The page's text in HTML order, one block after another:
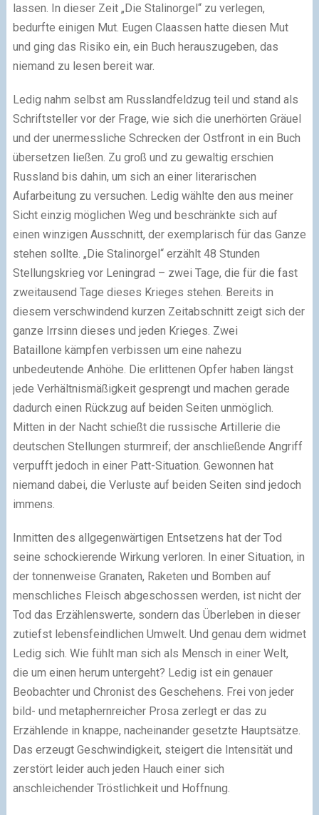
lassen. In dieser Zeit „Die Stalinorgel“ zu verlegen,
bedurfte einigen Mut. Eugen Claassen hatte diesen Mut
und ging das Risiko ein, ein Buch herauszugeben, das
niemand zu lesen bereit war.
Ledig nahm selbst am Russlandfeldzug teil und stand als
Schriftsteller vor der Frage, wie sich die unerhörten Gräuel
und der unermessliche Schrecken der Ostfront in ein Buch
übersetzen ließen. Zu groß und zu gewaltig erschien
Russland bis dahin, um sich an einer literarischen
Aufarbeitung zu versuchen. Ledig wählte den aus meiner
Sicht einzig möglichen Weg und beschränkte sich auf
einen winzigen Ausschnitt, der exemplarisch für das Ganze
stehen sollte. „Die Stalinorgel“ erzählt 48 Stunden
Stellungskrieg vor Leningrad – zwei Tage, die für die fast
zweitausend Tage dieses Krieges stehen. Bereits in
diesem verschwindend kurzen Zeitabschnitt zeigt sich der
ganze Irrsinn dieses und jeden Krieges. Zwei
Bataillone kämpfen verbissen um eine nahezu
unbedeutende Anhöhe. Die erlittenen Opfer haben längst
jede Verhältnismäßigkeit gesprengt und machen gerade
dadurch einen Rückzug auf beiden Seiten unmöglich.
Mitten in der Nacht schießt die russische Artillerie die
deutschen Stellungen sturmreif; der anschließende Angriff
verpufft jedoch in einer Patt-Situation. Gewonnen hat
niemand dabei, die Verluste auf beiden Seiten sind jedoch
immens.
Inmitten des allgegenwärtigen Entsetzens hat der Tod
seine schockierende Wirkung verloren. In einer Situation, in
der tonnenweise Granaten, Raketen und Bomben auf
menschliches Fleisch abgeschossen werden, ist nicht der
Tod das Erzählenswerte, sondern das Überleben in dieser
zutiefst lebensfeindlichen Umwelt. Und genau dem widmet
Ledig sich. Wie fühlt man sich als Mensch in einer Welt,
die um einen herum untergeht? Ledig ist ein genauer
Beobachter und Chronist des Geschehens. Frei von jeder
bild- und metaphernreicher Prosa zerlegt er das zu
Erzählende in knappe, nacheinander gesetzte Hauptsätze.
Das erzeugt Geschwindigkeit, steigert die Intensität und
zerstört leider auch jeden Hauch einer sich
anschleichender Tröstlichkeit und Hoffnung.